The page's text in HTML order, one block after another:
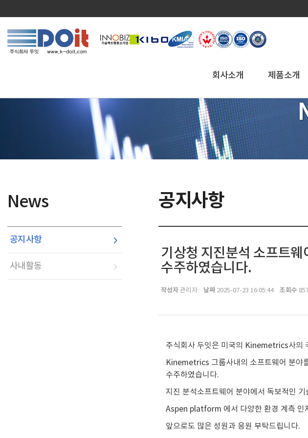
회사소개 제품소개
News
공지사항
사내활동
공지사항
기상청 지진분석 소프트
수주하였습니다.
작성자 관리자 날짜 2025-07-23 16:05:44 조회수
주식회사 두잇은 미국의 Kinemetrics사의
Kinemetrics 그룹사내의 소프트웨어 분야
수주하였습니다.
지진 분석소프트웨어 분야에서 독보적인
Aspen platform 에서 다양한 환경 계측 인
앞으로도 많은 성원과 응원 부탁드립니다.